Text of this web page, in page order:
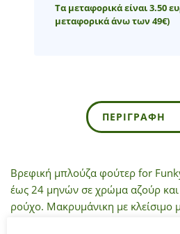
Τα μεταφορικά είναι 3.50
μεταφορικά άνω των 49€)
ΠΕΡΙΓΡΑΦΉ
Βρεφική μπλούζα φούτερ for
έως 24 μηνών σε χρώμα αζούρ
ρούχο. Μακρυμάνικη με κλείσιμο